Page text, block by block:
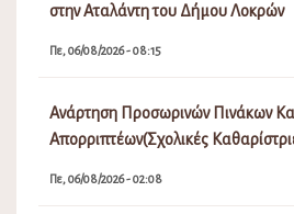
στην Αταλάντη του Δήμου Λοκρών
Πε, 06/08/2026 - 08:15
Ανάρτηση Προσωρινών Πινάκων
Απορριπτέων(Σχολικές
Πε, 06/08/2026 - 02:08